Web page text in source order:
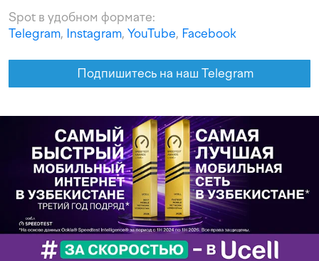
Spot в удобном формате:
Telegram, Instagram, YouTube, Facebook
Подпишитесь на наш Telegram